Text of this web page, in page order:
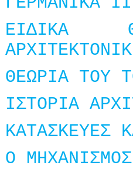
ΕΙΔΙΚΑ
ΘΕΩΡΙΑ ΤΟΥ
ΙΣΤΟΡΙΑ
ΚΑΤΑΣΚΕΥΕΣ
Ο